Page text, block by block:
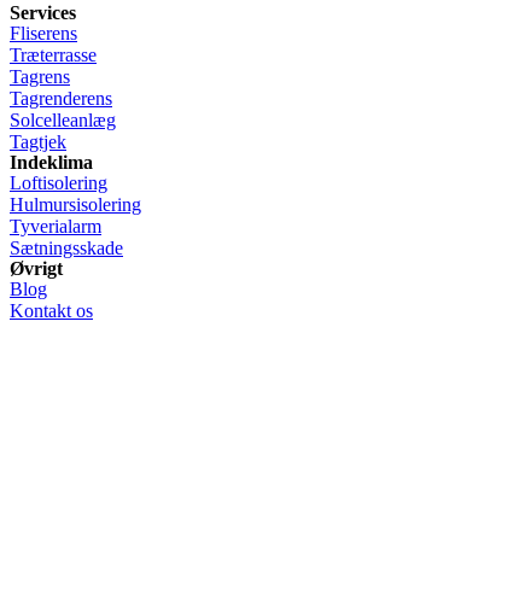
Services
Fliserens
Træterrasse
Tagrens
Tagrenderens
Solcelleanlæg
Tagtjek
Indeklima
Loftisolering
Hulmursisolering
Tyverialarm
Sætningsskade
Øvrigt
Blog
Kontakt os